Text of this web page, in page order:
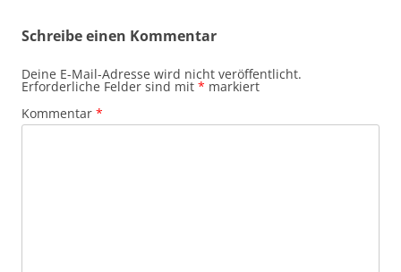
Schreibe einen Kommentar
Deine E-Mail-Adresse wird nicht veröffentlicht.
Erforderliche Felder sind mit * markiert
Kommentar *